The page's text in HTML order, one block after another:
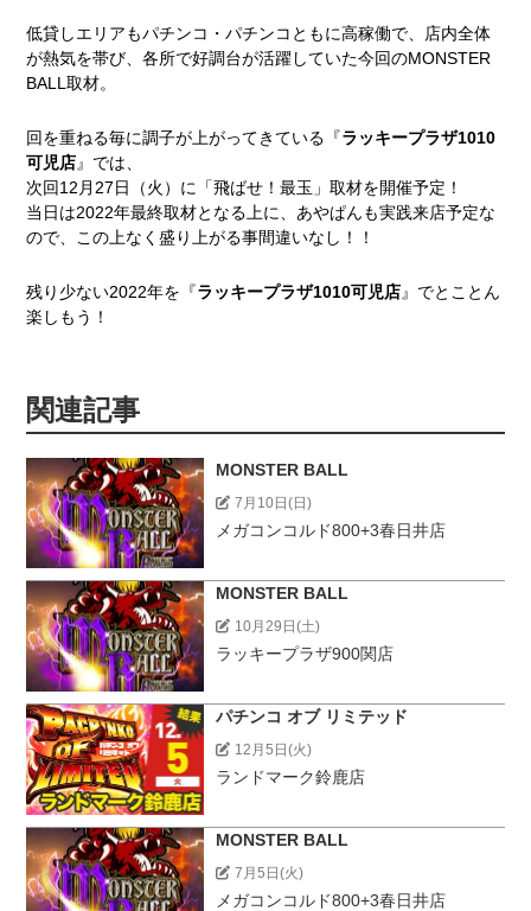
低貸しエリアもパチンコ・パチンコともに高稼働で、店内全体
が熱気を帯び、各所で好調台が活躍していた今回のMONSTER
BALL取材。
回を重ねる毎に調子が上がってきている『ラッキープラザ1010
可児店』では、
次回12月27日（火）に「飛ばせ！最玉」取材を開催予定！
当日は2022年最終取材となる上に、あやぱんも実践来店予定な
ので、この上なく盛り上がる事間違いなし！！
残り少ない2022年を『ラッキープラザ1010可児店』でとことん
楽しもう！
関連記事
MONSTER BALL
7月10日(日)
メガコンコルド800+3春日井店
MONSTER BALL
10月29日(土)
ラッキープラザ900関店
パチンコ オブ リミテッド
12月5日(火)
ランドマーク鈴鹿店
MONSTER BALL
7月5日(火)
メガコンコルド800+3春日井店